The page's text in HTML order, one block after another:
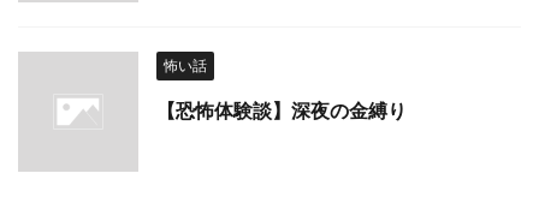
怖い話
【恐怖体験談】深夜の金縛り